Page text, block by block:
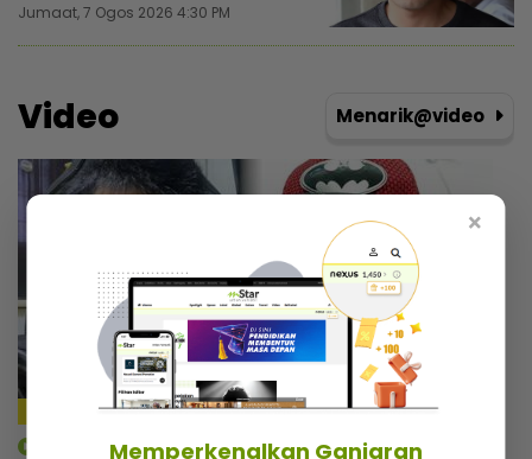
Jumaat, 7 Ogos 2026 4:30 PM
Video Menarik@video
mStar | Berita
×
Memperkenalkan Ganjaran